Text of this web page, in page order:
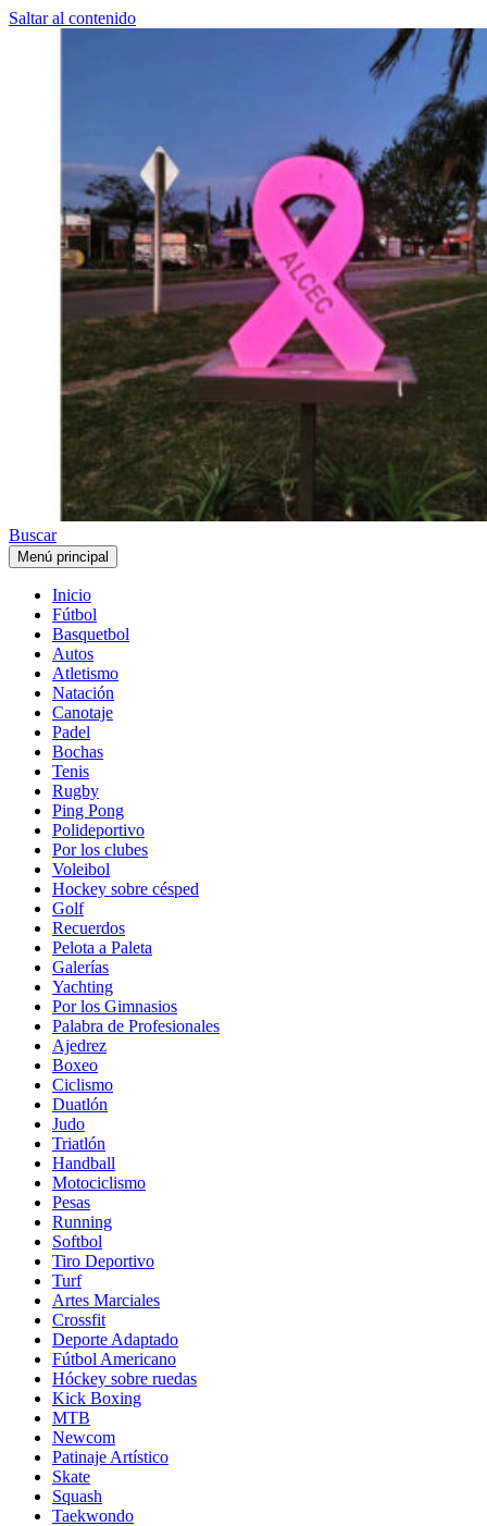
Saltar al contenido
Buscar
Menú principal
Inicio
Fútbol
Basquetbol
Autos
Atletismo
Natación
Canotaje
Padel
Bochas
Tenis
Rugby
Ping Pong
Polideportivo
Por los clubes
Voleibol
Hockey sobre césped
Golf
Recuerdos
Pelota a Paleta
Galerías
Yachting
Por los Gimnasios
Palabra de Profesionales
Ajedrez
Boxeo
Ciclismo
Duatlón
Judo
Triatlón
Handball
Motociclismo
Pesas
Running
Softbol
Tiro Deportivo
Turf
Artes Marciales
Crossfit
Deporte Adaptado
Fútbol Americano
Hóckey sobre ruedas
Kick Boxing
MTB
Newcom
Patinaje Artístico
Skate
Squash
Taekwondo